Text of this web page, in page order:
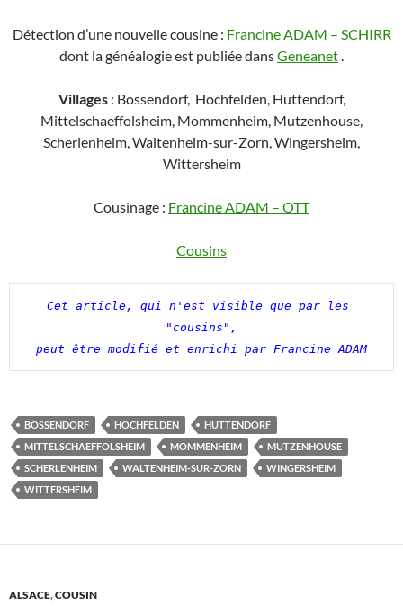
Détection d’une nouvelle cousine : Francine ADAM – SCHIRR
dont la généalogie est publiée dansGeneanet.
Villages: Bossendorf, Hochfelden, Huttendorf,
Mittelschaeffolsheim, Mommenheim, Mutzenhouse,
Scherlenheim, Waltenheim-sur-Zorn, Wingersheim,
Wittersheim
Cousinage : Francine ADAM – OTT
Cousins
Cet article, qui n'est visible que par les
"cousins",
peut être modifié et enrichi par Francine ADAM
BOSSENDORF HOCHFELDEN
HUTTENDORF
MITTELSCHAEFFOLSHEIM
MOMMENHEIM
MUTZENHOUSE
SCHERLENHEIM
WALTENHEIM-SUR-ZORN
WINGERSHEIM
WITTERSHEIM
ALSACE,COUSIN